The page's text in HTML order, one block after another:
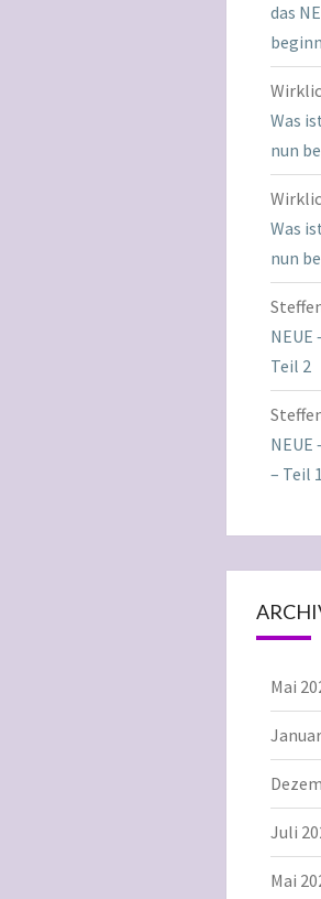
das
Was
nun
Was
nun
NEUE
Teil 2
NEUE
– Teil 1
Mai
Juli
Mai